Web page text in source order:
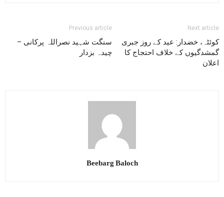
Previous article
سنگت شہید نصراللہ پرکانی –
چیدہ بزدار
Next article
کوئٹہ، خضدار: عید کے روز جبری
گمشدگیوں کے خلاف احتجاج کا
اعلان
Beebarg Baloch